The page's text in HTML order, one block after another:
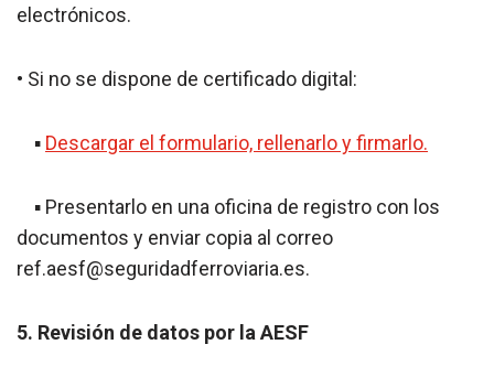
electrónicos.
• Si no se dispone de certificado digital:
▪ Descargar el formulario, rellenarlo y firmarlo.
▪ Presentarlo en una oficina de registro con los
documentos y enviar copia al correo
ref.aesf@seguridadferroviaria.es.
5. Revisión de datos por la AESF